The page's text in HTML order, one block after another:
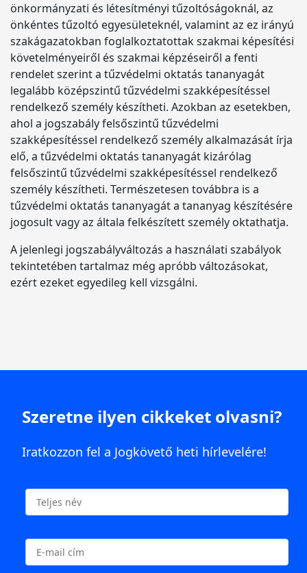
önkormányzati és létesítményi tűzoltóságoknál, az
önkéntes tűzoltó egyesületeknél, valamint az ez irányú
szakágazatokban foglalkoztatottak szakmai képesítési
követelményeiről és szakmai képzéseiről a fenti
rendelet szerint a tűzvédelmi oktatás tananyagát
legalább középszintű tűzvédelmi szakképesítéssel
rendelkező személy készítheti. Azokban az esetekben,
ahol a jogszabály felsőszintű tűzvédelmi
szakképesítéssel rendelkező személy alkalmazását írja
elő, a tűzvédelmi oktatás tananyagát kizárólag
felsőszintű tűzvédelmi szakképesítéssel rendelkező
személy készítheti. Természetesen továbbra is a
tűzvédelmi oktatás tananyagát a tananyag készítésére
jogosult vagy az általa felkészített személy oktathatja.
A jelenlegi jogszabályváltozás a használati szabályok
tekintetében tartalmaz még apróbb változásokat,
ezért ezeket egyedileg kell vizsgálni.
Szeretne ilyen cikkeket olvasni?
Iratkozzon fel a Jogkövető heti hírlevelére!